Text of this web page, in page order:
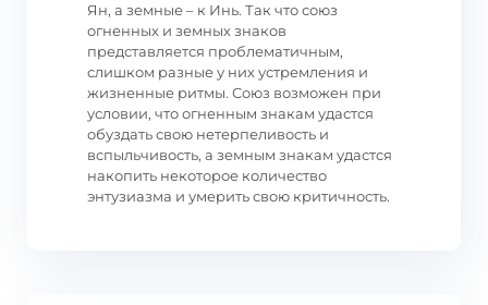
Ян, а земные – к Инь. Так что союз
огненных и земных знаков
представляется проблематичным,
слишком разные у них устремления и
жизненные ритмы. Союз возможен при
условии, что огненным знакам удастся
обуздать свою нетерпеливость и
вспыльчивость, а земным знакам удастся
накопить некоторое количество
энтузиазма и умерить свою критичность.